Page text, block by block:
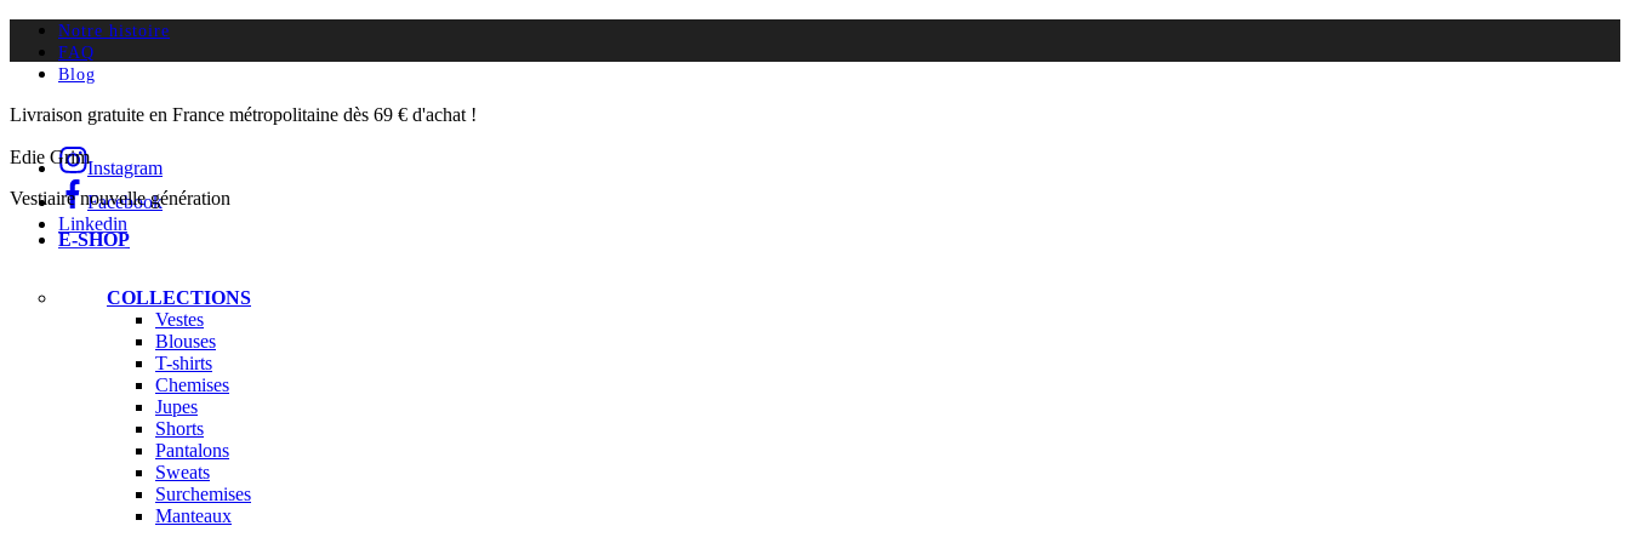
Notre histoire
FAQ
Blog
Livraison gratuite en France métropolitaine dès 69 € d'achat !
Instagram
Facebook
Linkedin
Edie Grim
Vestiaire nouvelle génération
E-SHOP
COLLECTIONS
Vestes
Blouses
T-shirts
Chemises
Jupes
Shorts
Pantalons
Sweats
Surchemises
Manteaux